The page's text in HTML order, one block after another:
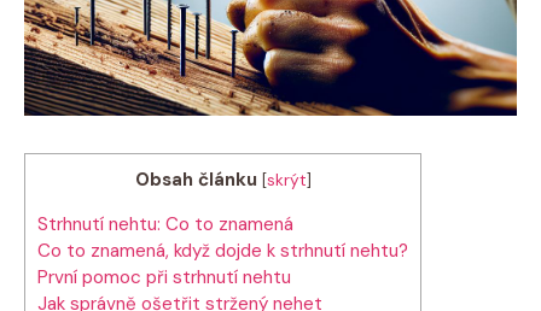
Obsah článku [skrýt]
Strhnutí nehtu: Co to znamená
Co to znamená, když dojde k strhnutí nehtu?
První pomoc při strhnutí nehtu
Jak správně ošetřit stržený nehet